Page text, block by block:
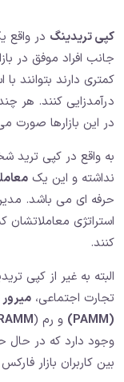
کپی تریدینگ در واقع
جانب افراد موفق در
کمتری دارند بتوانند با
درآمدزایی کنند. هر
در این بازارها صورت
به واقع در کپی ترید
نداشته و این یک
حرفه ای می باشد.
استراتژی
کنند.
البته به غیر از کپی
تجارت اجتماعی،
(PAMM)
و رم (
وجود دارد که در حال
بین کاربران بازار